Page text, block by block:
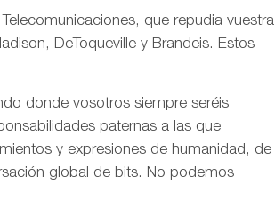
que repudia vuestra
DeToqueville y Brandeis. Estos
donde vosotros siempre seréis
paternas a las que
y expresiones de humanidad, de
global de bits. No podemos